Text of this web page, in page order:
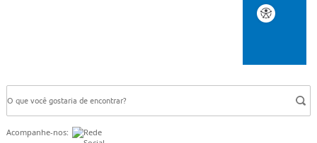
Acompanhe-nos: